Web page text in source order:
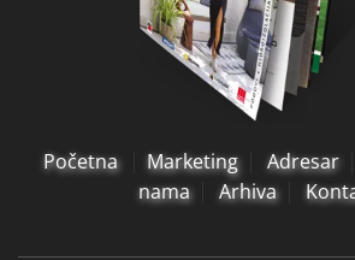
Početna Marketing Adresar
nama
Arhiva